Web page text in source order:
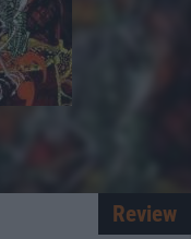
Review